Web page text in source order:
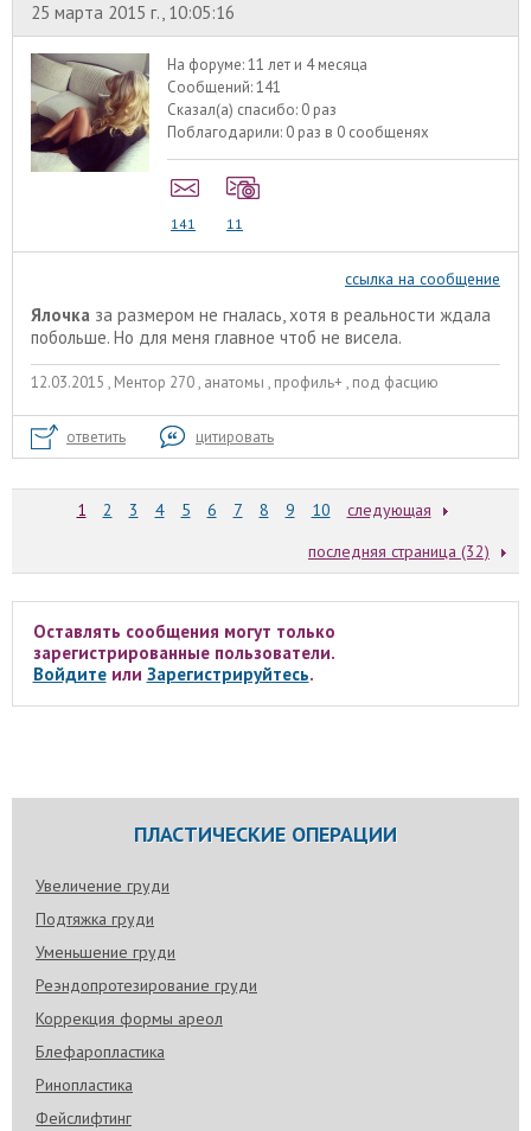
25 марта 2015 г., 10:05:16
На форуме:11 лет и 4 месяца
Сообщений:141
Сказал(а) спасибо: 0 раз
Поблагодарили: 0 раз в 0 сообщенях
141 11
ссылка на сообщение
Ялочка за размером не гналась, хотя в реальности ждала
побольше. Но для меня главное чтоб не висела.
12.03.2015 , Ментор 270 , анатомы , профиль+ , под фасцию
ответить цитировать
1 2 3 4 5 6 7 8 9 10
следующая
последняя страница (32)
Оставлять сообщения могут только
зарегистрированные пользователи.
Войдитеили Зарегистрируйтесь.
ПЛАСТИЧЕСКИЕ ОПЕРАЦИИ
Увеличение груди
Подтяжка груди
Уменьшение груди
Реэндопротезирование груди
Коррекция формы ареол
Блефаропластика
Ринопластика
Фейслифтинг